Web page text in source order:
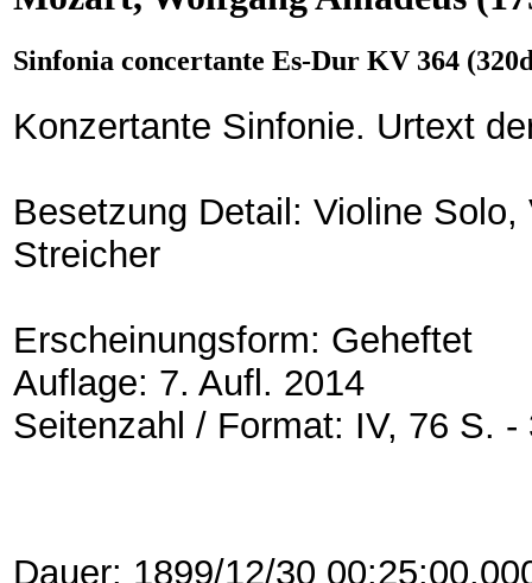
Sinfonia concertante Es-Dur KV 364
Konzertante Sinfonie. Urtext
Besetzung Detail: Violine
Streicher
Erscheinungsform: Geheftet
Auflage: 7. Aufl. 2014
Seitenzahl / Format: IV, 76 S.
Dauer: 1899/12/30